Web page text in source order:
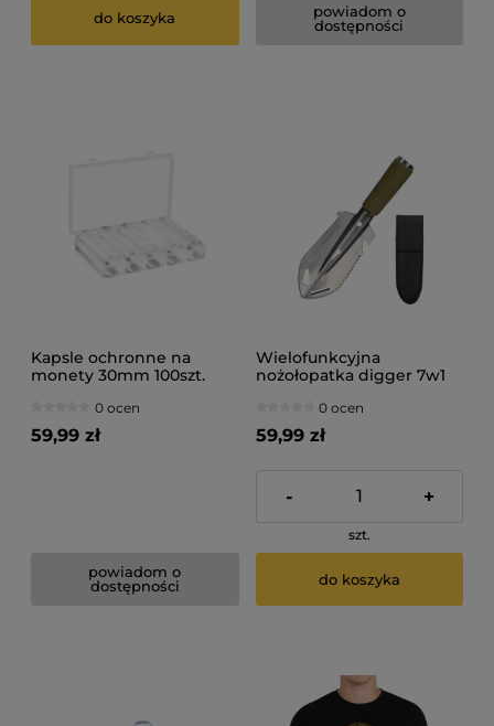
do koszyka
powiadom o
dostępności
Kapsle ochronne na
monety 30mm 100szt.
0 ocen
59,99 zł
powiadom o
dostępności
Wielofunkcyjna
nożołopatka digger 7w1
0 ocen
59,99 zł
- +
szt.
do koszyka